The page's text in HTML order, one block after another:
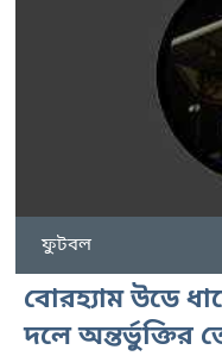
ফুটবল
বোরহ্যাম উডে
দলে